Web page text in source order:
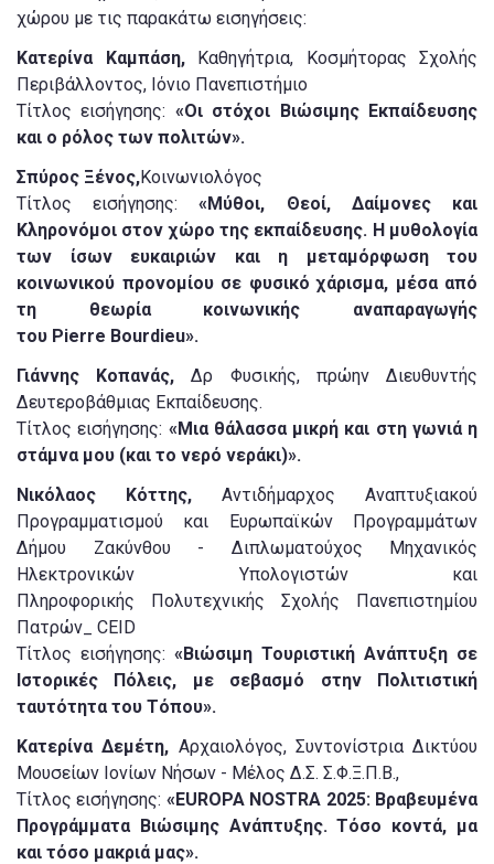
χώρου με τις παρακάτω εισηγήσεις:
Κατερίνα Καμπάση, Καθηγήτρια, Κοσμήτορας Σχολής
Περιβάλλοντος, Ιόνιο Πανεπιστήμιο
Τίτλος εισήγησης: «Οι στόχοι Βιώσιμης Εκπαίδευσης
και ο ρόλος των πολιτών».
Σπύρος Ξένος,Κοινωνιολόγος
Τίτλος εισήγησης: «Μύθοι, Θεοί, Δαίμονες και
Κληρονόμοι στον χώρο της εκπαίδευσης. Η μυθολογία
των ίσων ευκαιριών και η μεταμόρφωση του
κοινωνικού προνομίου σε φυσικό χάρισμα, μέσα από
τη θεωρία κοινωνικής αναπαραγωγής
του Pierre Bourdieu».
Γιάννης Κοπανάς,Δρ Φυσικής, πρώην Διευθυντής
Δευτεροβάθμιας Εκπαίδευσης.
Τίτλος εισήγησης: «Μια θάλασσα μικρή και στη γωνιά η
στάμνα μου (και το νερό νεράκι)».
Νικόλαος Κόττης, Αντιδήμαρχος Αναπτυξιακού
Προγραμματισμού και Ευρωπαϊκών Προγραμμάτων
Δήμου Ζακύνθου - Διπλωματούχος Μηχανικός
Ηλεκτρονικών Υπολογιστών και
Πληροφορικής Πολυτεχνικής Σχολής Πανεπιστημίου
Πατρών_ CEID
Τίτλος εισήγησης: «Βιώσιμη Τουριστική Ανάπτυξη σε
Ιστορικές Πόλεις, με σεβασμό στην Πολιτιστική
ταυτότητα του Τόπου».
Κατερίνα Δεμέτη, Αρχαιολόγος, Συντονίστρια Δικτύου
Μουσείων Ιονίων Νήσων - Μέλος Δ.Σ. Σ.Φ.Ξ.Π.Β.,
Τίτλος εισήγησης: «EUROPA NOSTRA 2025: Βραβευμένα
Προγράμματα Βιώσιμης Ανάπτυξης. Τόσο κοντά, μα
και τόσο μακριά μας».